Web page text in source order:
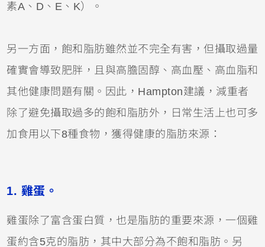
素A、D、E、K）。
另一方面，飽和脂肪雖然並不完全有害，但攝取過量
確實會導致肥胖，且與高膽固醇、高血壓、高血脂和
其他健康問題有關。因此，Hampton建議，減重者
除了避免攝取過多的飽和脂肪外，日常生活上也可多
加食用以下8種食物，獲得健康的脂肪來源：
1. 雞蛋。
雞蛋除了富含蛋白質，也是脂肪的重要來源，一個雞
蛋約含5克的脂肪，其中大部分為不飽和脂肪。另